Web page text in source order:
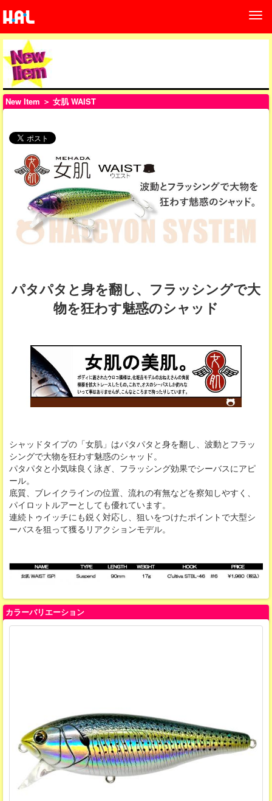
New Item ＞ 女肌 WAIST
パタパタと身を翻し、フラッシングで大
物を狂わす魅惑のシャッド
シャッドタイプの「女肌」はパタパタと身を翻し、波動とフラッ
シングで大物を狂わす魅惑のシャッド。
パタパタと小気味良く泳ぎ、フラッシング効果でシーバスにアピ
ール。
底質、ブレイクラインの位置、流れの有無などを察知しやすく、
パイロットルアーとしても優れています。
連続トゥイッチにも鋭く対応し、狙いをつけたポイントで大型シ
ーバスを狙って獲るリアクションモデル。
カラーバリエーション